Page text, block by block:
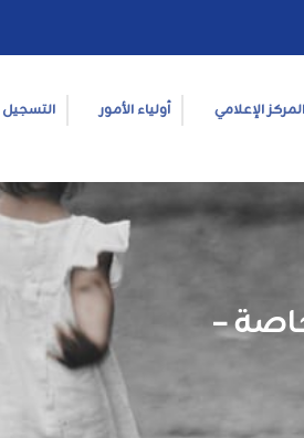
المركز الإعلامي أولياء الأمور التسجيل
–